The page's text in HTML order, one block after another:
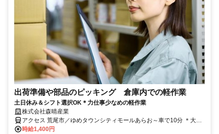
出荷準備や部品のピッキング 倉庫内での軽作業
土日休み＆シフト選択OK＊力仕事少なめの軽作業
株式会社森晴産業
アクセス 荒尾市／ゆめタウンシティモールあらお～車で10分 ＊大牟
田市から通うスタッフも♪
時給1,400円